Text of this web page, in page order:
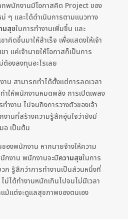
กพนักงานมีโอกาสคิด Project ของ
ม่ ๆ และได้ดำเนินการตามแนวทาง
มสุขในการทำงานเพิ่มขึ้น และ
คิดขึ้นมาให้สำเร็จ เพื่อแสดงให้เจ้า
า แค่เจ้านายให้โอกาสก็เป็นการ
องลงทุนอะไรเลย
าน สามารถทำได้ตั้งแต่การลดเวลา
ำให้พนักงานหมดพลัง การเปิดเพลง
งาน ไปจนถึงการวางตัวของเจ้า
านที่สร้างความรู้สึกอุ่นใจว่ายังมี
อ เป็นต้น
องพนักงาน หากนายจ้างให้ความ
งาน พนักงานจะมีความสุขในการ
ก รู้สึกว่าการทำงานเป็นส่วนหนึ่งที่
ม่ได้ทำงานหนักเกินไปจนไม่มีเวลา
ม้แต่จะดูแลสุขภาพของตนเอง